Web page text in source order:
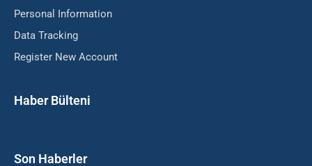
Personal Information
Data Tracking
Register New Account
Haber Bülteni
Son Haberler